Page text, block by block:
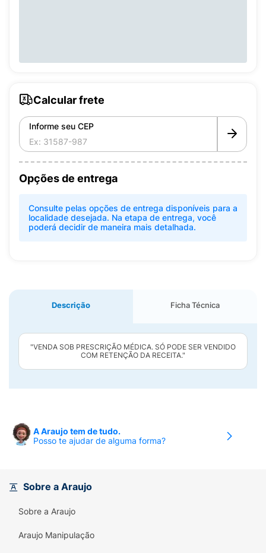
Calcular frete
Informe seu CEP
Opções de entrega
Consulte pelas opções de entrega disponíveis para a
localidade desejada. Na etapa de entrega, você
poderá decidir de maneira mais detalhada.
Descrição Ficha Técnica
"VENDA SOB PRESCRIÇÃO MÉDICA. SÓ PODE SER VENDIDO
COM RETENÇÃO DA RECEITA."
A Araujo tem de tudo.
Posso te ajudar de alguma forma?
Sobre a Araujo
Sobre a Araujo
Araujo Manipulação